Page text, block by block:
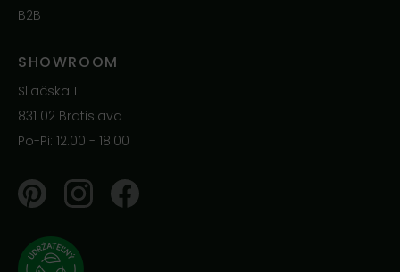
B2B
SHOWROOM
Sliačska 1
831 02 Bratislava
Po-Pi: 12.00 - 18.00
PinterestInstagramFacebook